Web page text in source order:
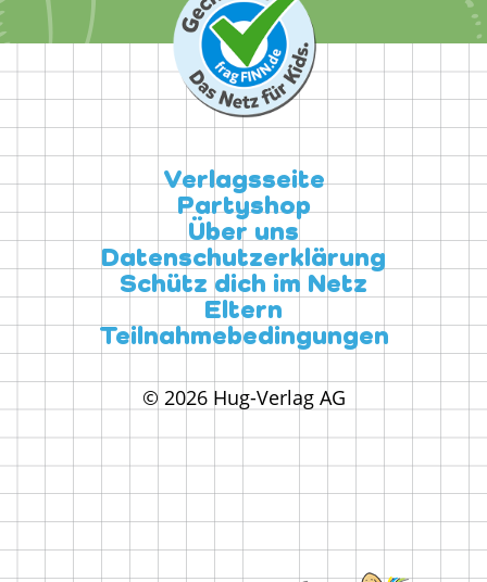
Verlagsseite
Partyshop
Über uns
Datenschutzerklärung
Schütz dich im Netz
Eltern
Teilnahmebedingungen
© 2026 Hug-Verlag AG